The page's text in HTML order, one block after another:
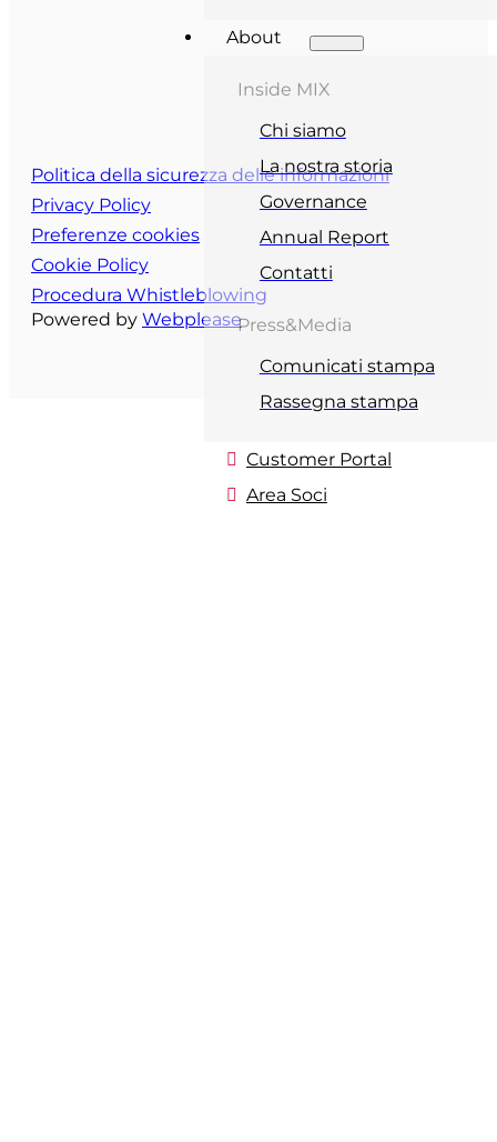
About
Inside MIX
Chi siamo
La nostra storia
Governance
Annual Report
Contatti
Press&Media
Comunicati stampa
Rassegna stampa
Customer Portal
Area Soci
Politica della sicurezza delle informazioni
Privacy Policy
Preferenze cookies
Cookie Policy
Procedura Whistleblowing
Powered by Webplease